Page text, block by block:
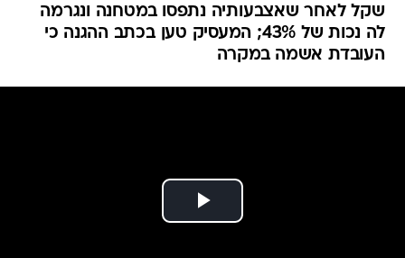
שקל לאחר שאצבעותיה נתפסו במטחנה ונגרמה
לה נכות של 43%; המעסיק טען בכתב ההגנה כי
העובדת אשמה במקרה